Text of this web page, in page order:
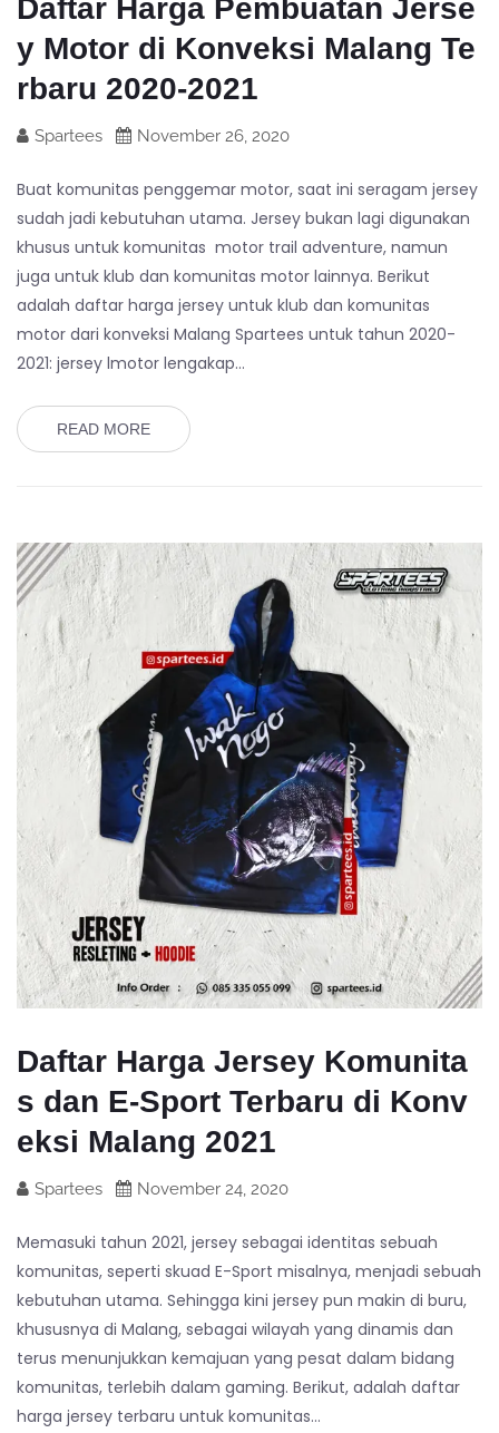
Daftar Harga Pembuatan Jerse
y Motor di Konveksi Malang Te
rbaru 2020-2021
Spartees November 26, 2020
Buat komunitas penggemar motor, saat ini seragam jersey
sudah jadi kebutuhan utama. Jersey bukan lagi digunakan
khusus untuk komunitas motor trail adventure, namun
juga untuk klub dan komunitas motor lainnya. Berikut
adalah daftar harga jersey untuk klub dan komunitas
motor dari konveksi Malang Spartees untuk tahun 2020-
2021: jersey lmotor lengakap…
READ MORE
Daftar Harga Jersey Komunita
s dan E-Sport Terbaru di Konv
eksi Malang 2021
Spartees November 24, 2020
Memasuki tahun 2021, jersey sebagai identitas sebuah
komunitas, seperti skuad E-Sport misalnya, menjadi sebuah
kebutuhan utama. Sehingga kini jersey pun makin di buru,
khususnya di Malang, sebagai wilayah yang dinamis dan
terus menunjukkan kemajuan yang pesat dalam bidang
komunitas, terlebih dalam gaming. Berikut, adalah daftar
harga jersey terbaru untuk komunitas…